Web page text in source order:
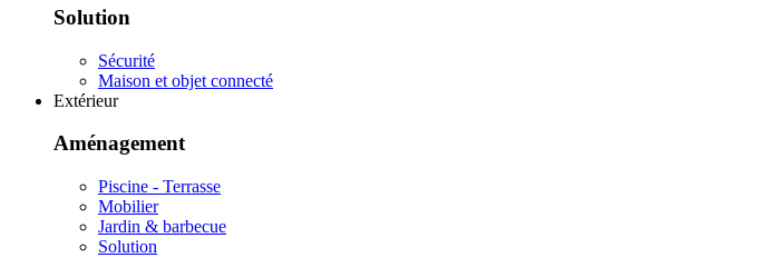
Solution
Sécurité
Maison et objet connecté
Extérieur
Aménagement
Piscine - Terrasse
Mobilier
Jardin & barbecue
Solution